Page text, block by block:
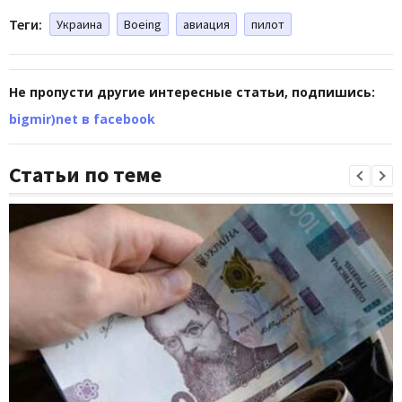
Теги: Украина Boeing авиация пилот
Не пропусти другие интересные статьи, подпишись:
bigmir)net в facebook
Статьи по теме